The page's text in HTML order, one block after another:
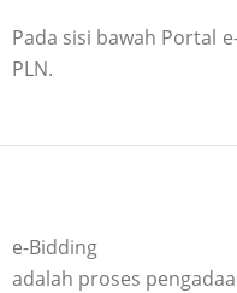
Pada sisi bawah Portal
PLN.
e-Bidding
adalah proses